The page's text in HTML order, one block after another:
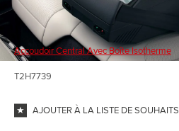
Accoudoir Central Avec Boîte Isotherme
T2H7739
AJOUTER À LA LISTE DE SOUHAITS